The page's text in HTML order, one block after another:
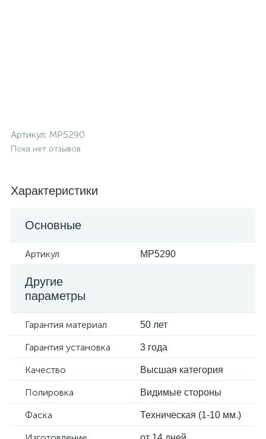
Артикул: MP5290
Пока нет отзывов
Характеристики
Основные
Артикул MP5290
Другие
параметры
Гарантия материал 50 лет
Гарантия установка 3 года
Качество Высшая категория
Полировка Видимые стороны
Фаска Техническая (1-10 мм.)